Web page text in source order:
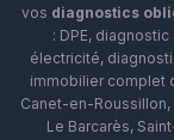
vos diagnostics
: DPE,
électricité,
immobilier complet
Canet-en-Roussillon,
Le Barcarès,